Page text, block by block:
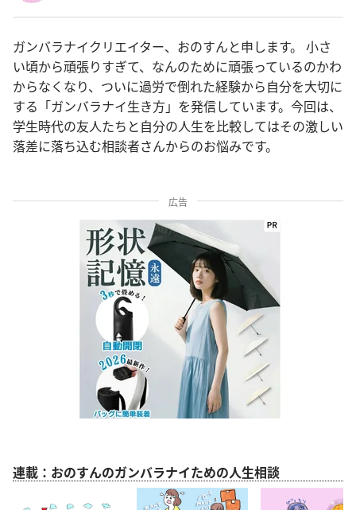
ガンバラナイクリエイター、おのすんと申します。 小さ
い頃から頑張りすぎて、なんのために頑張っているのかわ
からなくなり、ついに過労で倒れた経験から自分を大切に
する「ガンバラナイ生き方」を発信しています。今回は、
学生時代の友人たちと自分の人生を比較してはその激しい
落差に落ち込む相談者さんからのお悩みです。
広告
連載：おのすんのガンバラナイための人生相談